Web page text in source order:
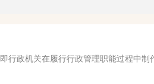
政机关在履行行政管理职能过程中制